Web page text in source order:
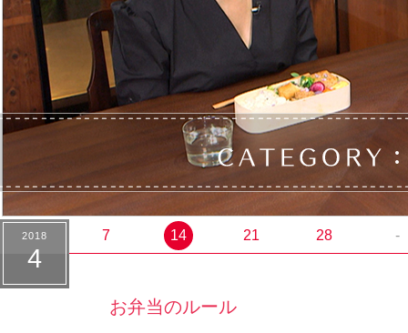
2018
4
7 14 21 28 -
お弁当のルール